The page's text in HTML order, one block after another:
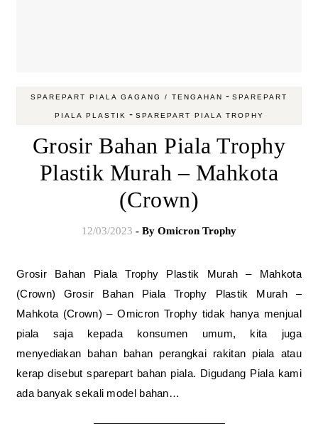
SPAREPART PIALA GAGANG / TENGAHAN - SPAREPART
PIALA PLASTIK - SPAREPART PIALA TROPHY
Grosir Bahan Piala Trophy
Plastik Murah – Mahkota
(Crown)
12/03/2023 - By Omicron Trophy
Grosir Bahan Piala Trophy Plastik Murah – Mahkota
(Crown) Grosir Bahan Piala Trophy Plastik Murah –
Mahkota (Crown) – Omicron Trophy tidak hanya menjual
piala saja kepada konsumen umum, kita juga
menyediakan bahan bahan perangkai rakitan piala atau
kerap disebut sparepart bahan piala. Digudang Piala kami
ada banyak sekali model bahan…